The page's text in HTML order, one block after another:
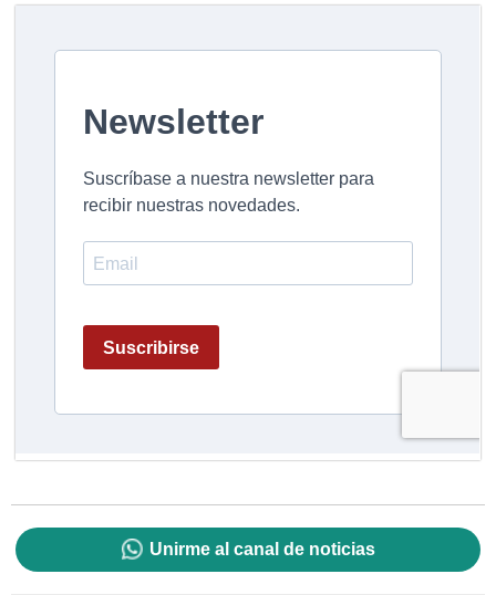
Unirme al canal de noticias